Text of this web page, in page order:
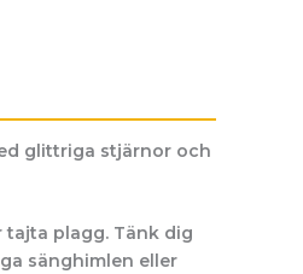
glittriga stjärnor och
plagg. Tänk dig
sänghimlen eller